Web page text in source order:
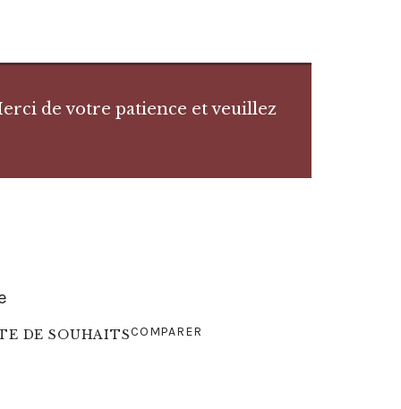
de votre patience et veuillez
DE SOUHAITSCOMPARER